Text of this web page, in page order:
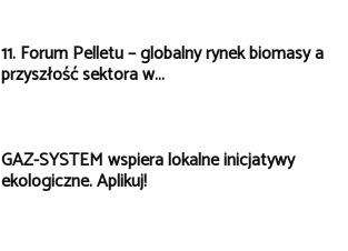
11. Forum Pelletu – globalny rynek biomasy a
przyszłość sektora w...
GAZ-SYSTEM wspiera lokalne inicjatywy
ekologiczne. Aplikuj!